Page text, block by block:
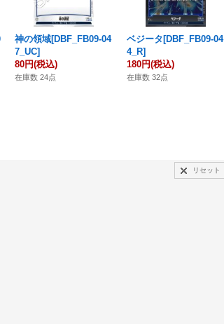
神の領域[DBF_FB09-04
7_UC]
80円(税込)
在庫数 24点
ベジータ[DBF_FB09-04
4_R]
180円(税込)
在庫数 32点
リセット